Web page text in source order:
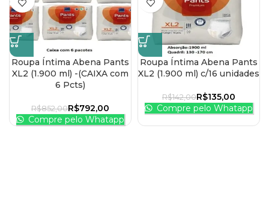
Roupa Íntima Abena Pants
XL2 (1.900 ml) -(CAIXA com
6 Pcts)
R$852,00R$792,00
Compre pelo Whatapp
Roupa Íntima Abena Pants
XL2 (1.900 ml) c/16 unidades
R$142,00R$135,00
Compre pelo Whatapp